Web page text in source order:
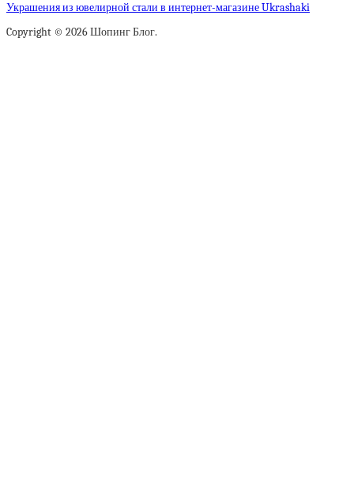
Украшения из ювелирной стали в интернет-магазине Ukrashaki
Copyright © 2026 Шопинг Блог.